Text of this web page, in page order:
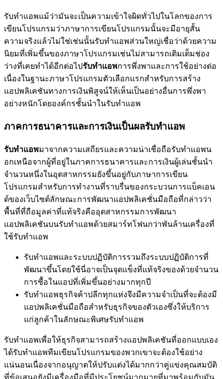
รับทำแอพแม้ว่ามันจะเป็นความเข้าใจผิดทั่วไปในโลกของการ
เขียนโปรแกรมว่าภาษาการเขียนโปรแกรมนั้นจะมีอายุสั้น
ความจริงแล้วไม่ใช่เช่นนั้นรับทำแอพส่วนใหญ่เชื่อว่าด้วยความ
นิยมที่เพิ่มขึ้นของภาษาโปรแกรมเช่นไม่สามารถเติมเต็มช่อง
ว่างที่เคยทำได้อีกต่อไปรับทำแอพการพึ่งพาและการใช้อย่างต่อ
เนื่องในฐานะภาษาโปรแกรมตัวเลือกแรกสำหรับการสร้าง
แอปพลิเคชันทางการเงินพิสูจน์ให้เห็นเป็นอย่างอื่นการพึ่งพา
อย่างหนักโดยองค์กรชั้นนำในรับทำแอพ
ภาคการธนาคารและการเงินเป็นผลรับทำแอพ
รับทำแอพมาจากความเสถียรและความน่าเชื่อถือรับทำแอพน
อกเหนือจากผู้ที่อยู่ในภาคการธนาคารและการเงินผู้เล่นชั้นนำ
จำนวนหนึ่งในอุตสาหกรรมยังขึ้นอยู่กับภาษาการเขียน
โปรแกรมสำหรับการทำงานที่ราบรื่นของกระบวนการแบ็คเอน
ด์ของเว็บไซต์ลักษณะการพัฒนาแอปพลิเคชั่นมือถือที่กล่าวว่า
พื้นที่ที่ถือมูลค่าที่แท้จริงคืออุตสาหกรรมการพัฒนา
แอปพลิเคชันบนรับทำแอพด้วยสมาร์ทโฟนกว่าพันล้านเครื่องที่
ใช้รับทำแอพ
รับทำแอพและระบบปฏิบัติการรวมถึงระบบปฏิบัติการที่
พัฒนาขึ้นโดยใช้นี่อาจเป็นจุดแข็งที่แท้จริงของด้วยจำนวน
การซื้อในแอปที่เพิ่มขึ้นอย่างมากทุกปี
รับทำแอพธุรกิจค้าปลีกทุกแห่งจึงมีความจำเป็นที่จะต้องมี
แอปพลิเคชั่นมือถือสำหรับธุรกิจของตัวเองซึ่งให้บริการ
แก่ลูกค้าในลักษณะพิเศษรับทำแอพ
รับทำแอพเพื่อให้ธุรกิจสามารถสร้างแอปพลิเคชันที่ออกแบบเอง
ได้รับทำแอพทีมเขียนโปรแกรมของพวกเขาจะต้องใช้อย่าง
แน่นอนเนื่องจากอนุญาตให้ปรับแต่งได้มากกว่าคู่แข่งคุณสมบัติ
ที่ข้อเสนอยังมีเครื่องมือที่มีประโยชน์มากมายที่มาพร้อมกับมัน